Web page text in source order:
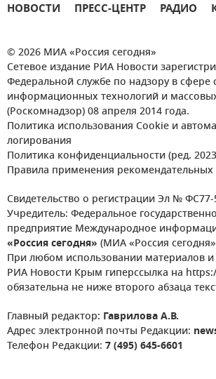
НОВОСТИ ПРЕСС-ЦЕНТР РАДИО
© 2026 МИА «Россия сегодня»
Сетевое издание РИА Новости
Федеральной службе по надзору в сфере
информационных технологий и
(Роскомнадзор) 08 апреля 2014 года.
Политика использования Cookie и
логирования
Политика конфиденциальности (ред.
Правила применения рекомендательных
Свидетельство о регистрации Эл № ФС77-
Учредитель: Федеральное
предприятие Международное
«Россия сегодня» (МИА «Россия
При любом использовании материалов и
РИА Новости Крым гиперссылка на
обязательна не ниже второго абзаца
Главный редактор: Гаврилова А.В.
Адрес электронной почты Редакции:
Телефон Редакции: 7 (495) 645-6601